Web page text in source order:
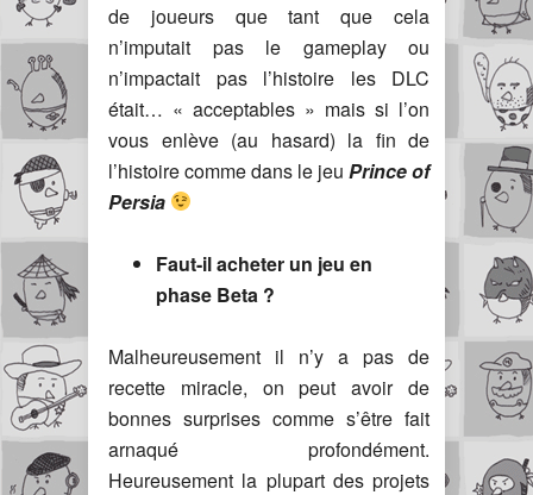
de joueurs que tant que cela
n’imputait pas le gameplay ou
n’impactait pas l’histoire les DLC
était… « acceptables » mais si l’on
vous enlève (au hasard) la fin de
l’histoire comme dans le jeu Prince of
Persia
Faut-il acheter un jeu en
phase Beta ?
Malheureusement il n’y a pas de
recette miracle, on peut avoir de
bonnes surprises comme s’être fait
arnaqué profondément.
Heureusement la plupart des projets